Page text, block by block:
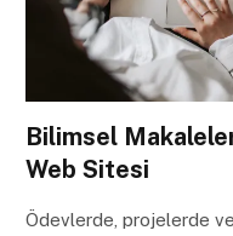
Bilimsel
Web Sitesi
Ödevlerde, projelerde